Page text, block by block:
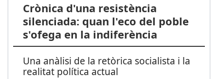
Crònica d'una resistència
silenciada: quan l'eco del poble
s'ofega en la indiferència
Una anàlisi de la retòrica socialista i la
realitat política actual